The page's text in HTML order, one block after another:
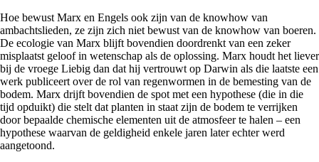
Hoe bewust Marx en Engels ook zijn van de knowhow van
ambachtslieden, ze zijn zich niet bewust van de knowhow van boeren.
De ecologie van Marx blijft bovendien doordrenkt van een zeker
misplaatst geloof in wetenschap als de oplossing. Marx houdt het liever
bij de vroege Liebig dan dat hij vertrouwt op Darwin als die laatste een
werk publiceert over de rol van regenwormen in de bemesting van de
bodem. Marx drijft bovendien de spot met een hypothese (die in die
tijd opduikt) die stelt dat planten in staat zijn de bodem te verrijken
door bepaalde chemische elementen uit de atmosfeer te halen – een
hypothese waarvan de geldigheid enkele jaren later echter werd
aangetoond.